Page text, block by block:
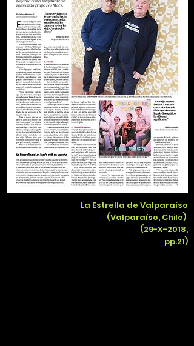
La Estrella de Valparaíso
(Valparaíso, Chile)
(29-X-2018,
pp.21)